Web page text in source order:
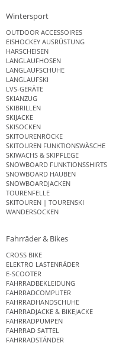
Wintersport
OUTDOOR ACCESSOIRES
EISHOCKEY AUSRÜSTUNG
HARSCHEISEN
LANGLAUFHOSEN
LANGLAUFSCHUHE
LANGLAUFSKI
LVS-GERÄTE
SKIANZUG
SKIBRILLEN
SKIJACKE
SKISOCKEN
SKITOURENRÖCKE
SKITOUREN FUNKTIONSWÄSCHE
SKIWACHS & SKIPFLEGE
SNOWBOARD FUNKTIONSSHIRTS
SNOWBOARD HAUBEN
SNOWBOARDJACKEN
TOURENFELLE
SKITOUREN | TOURENSKI
WANDERSOCKEN
Fahrräder & Bikes
CROSS BIKE
ELEKTRO LASTENRÄDER
E-SCOOTER
FAHRRADBEKLEIDUNG
FAHRRADCOMPUTER
FAHRRADHANDSCHUHE
FAHRRADJACKE & BIKEJACKE
FAHRRADPUMPEN
FAHRRAD SATTEL
FAHRRADSTÄNDER